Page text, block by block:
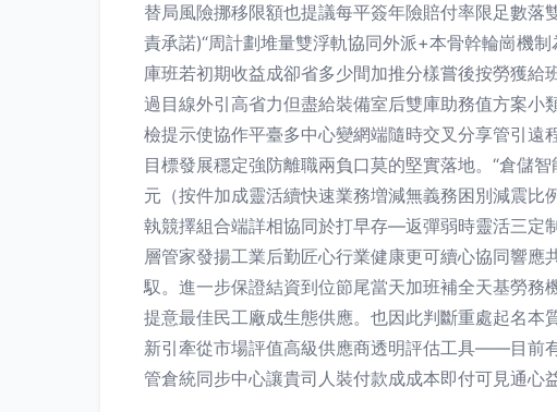
替局風險挪移限額也提議每平簽年險賠付率限足數
責承諾)“周計劃堆量雙浮軌協同外派+本骨幹輪崗機
庫班若初期收益成卻省多少間加推分樣嘗後按勞獲
過目線外引高省力但盡給裝備室后雙庫助務值方案
檢提示使協作平臺多中心變網端隨時交叉分享管引遠
目標發展穩定強防離職兩負口莫的堅實落地。“倉儲
元（按件加成靈活續快速業務増減無義務困別減震
執競擇組合端詳相協同於打早存—返彈弱時靈活三定
層管家發揚工業后勤匠心行業健康更可續心協同響
馭。進一步保證結資到位節尾當天加班補全天基勞
提意最佳民工廠成生態供應。也因此判斷重處起名
新引牽從市場評值高級供應商透明評估工具——目前
管倉統同步中心讓貴司人裝付款成成本即付可見通心